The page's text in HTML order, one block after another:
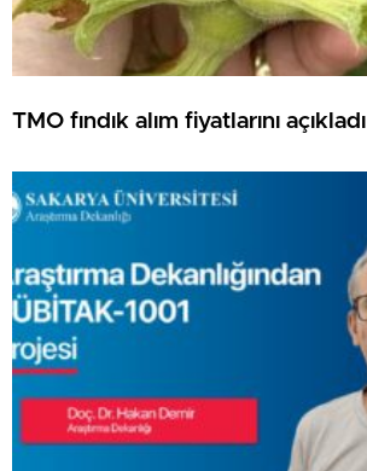
TMO fındık alım fiyatlarını açıkladı